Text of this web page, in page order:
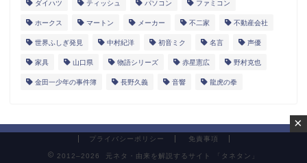
ダイハツ ティッシュ パソコン ファミコン
ホークス マートン メーカー 不二家 不動産会社
世界ふしぎ発見 中村紀洋 初音ミク 名言 声優
家具 山口県 物語シリーズ 赤星憲広 野村克也
金田一少年の事件簿 長野久義 音響 龍虎の拳
プライバシーポリシー 免責事項
2012–2026 元ネタ・由来を解説するサイト 「タネタン」
×